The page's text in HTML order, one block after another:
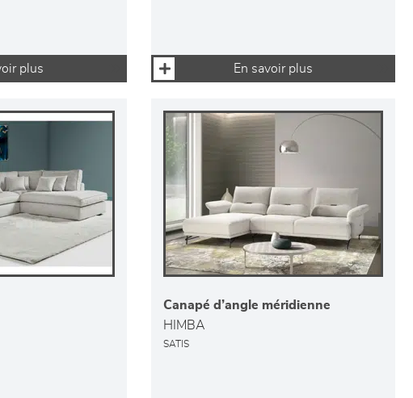
plus En savoir plus
Canapé d’angle méridienne
HIMBA
SATIS